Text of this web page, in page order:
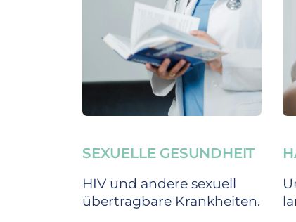
SEXUELLE GESUNDHEIT
HIV und andere sexuell
übertragbare Krankheiten.